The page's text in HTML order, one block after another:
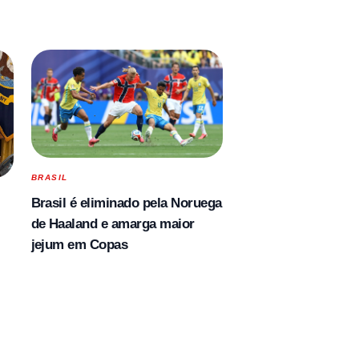
BRASIL
Brasil é eliminado pela Noruega
de Haaland e amarga maior
jejum em Copas